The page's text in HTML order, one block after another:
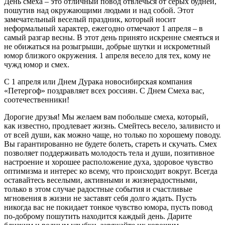
пошутив над окружающими людьми и над собой. Этот
замечательный веселый праздник, который носит
неформальный характер, ежегодно отмечают 1 апреля – в
самый разгар весны. В этот день принято искренне смеяться и
не обижаться на розыгрыши, добрые шутки и искрометный
юмор близкого окружения. 1 апреля весело для тех, кому не
чужд юмор и смех.
С 1 апреля или Днем Дурака новосибирская компания
«Петергоф» поздравляет всех россиян. С Днем Смеха вас,
соотечественники!
Дорогие друзья! Мы желаем вам побольше смеха, который,
как известно, продлевает жизнь. Смейтесь весело, заливисто и
от всей души, как можно чаще, но только по хорошему поводу.
Вы гарантированно не будете болеть, стареть и скучать. Смех
позволяет поддерживать молодость тела и души, позитивное
настроение и хорошее расположение духа, здоровое чувство
оптимизма и интерес ко всему, что происходит вокруг. Всегда
оставайтесь веселыми, активными и жизнерадостными,
только в этом случае радостные события и счастливые
мгновения в жизни не заставят себя долго ждать. Пусть
никогда вас не покидает тонкое чувство юмора, пусть повод
по-доброму пошутить находится каждый день. Дарите